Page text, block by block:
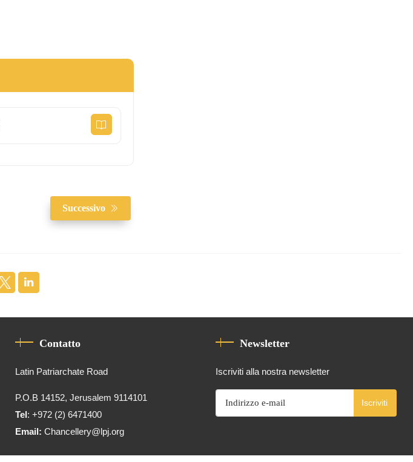
Successivo
Contatto
Latin Patriarchate Road
P.O.B 14152, Jerusalem 9114101
Tel: +972 (2) 6471400
Email:Chancellery@lpj.org
Newsletter
Iscriviti alla nostra newsletter
Iscriviti